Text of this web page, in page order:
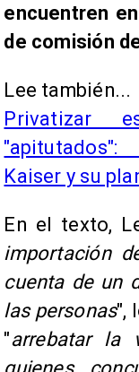
encuentren
de comisión
Lee también...
Privatizar
Kaiser y su
En el texto,
importación
cuenta de un
las personas",
"arrebatar la